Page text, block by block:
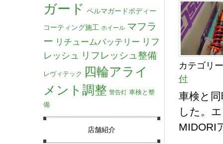
カテゴリ
付
車検と
した。
MIDORI
ガード ペルマガードボディー
コーティング施工 ホイール マフラ
ー リチュームバッテリー リフ
レッシュ
リフレッシュ整備
レヴィテック 四輪アライ
メント調整 警告灯 車検と整
備
店舗紹介